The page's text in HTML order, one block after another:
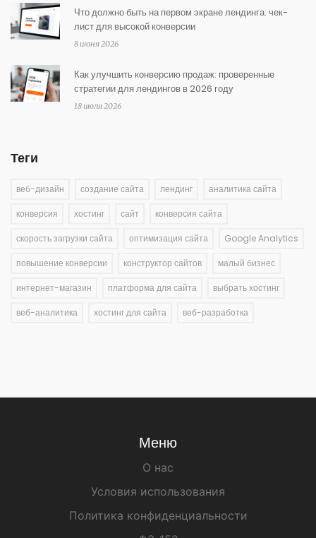
Что должно быть на первом экране лендинга: чек-
лист для высокой конверсии
8 июня 2026
Как улучшить конверсию продаж: проверенные
стратегии для лендингов в 2026 году
18 июля 2026
Теги
веб-дизайн создание сайта лендинг аналитика сайта
конверсия хостинг сайт конверсия сайта
скорость загрузки сайта оптимизация сайта Google Analytics
повышение конверсии конструктор сайтов малый бизнес
интернет-магазин платформа для сайта выбрать хостинг
веб-аналитика хостинг для сайта веб-разработка
Меню
О нас
Условия использования
Политика конфиденциальности